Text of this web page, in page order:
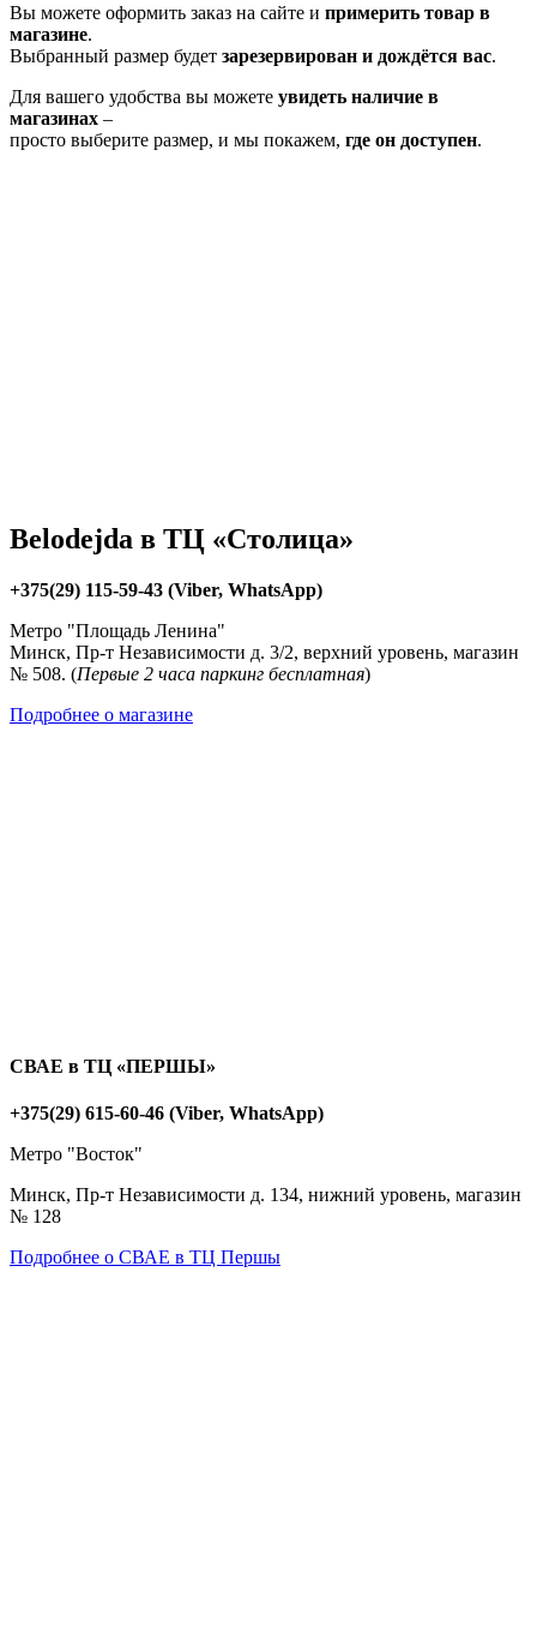
Вы можете оформить заказ на сайте и примерить товар в
магазине.
Выбранный размер будет зарезервирован и дождётся вас.
Для вашего удобства вы можете увидеть наличие в
магазинах –
просто выберите размер, и мы покажем, где он доступен.
Belodejda в ТЦ «Столица»
+375(29) 115-59-43 (Viber, WhatsApp)
Метро "Площадь Ленина"
Минск, Пр-т Независимости д. 3/2, верхний уровень, магазин
№ 508. (Первые 2 часа паркинг бесплатная)
Подробнее о магазине
СВАЕ в ТЦ «ПЕРШЫ»
+375(29) 615-60-46 (Viber, WhatsApp)
Метро "Восток"
Минск, Пр-т Независимости д. 134, нижний уровень, магазин
№ 128
Подробнее о СВАЕ в ТЦ Першы